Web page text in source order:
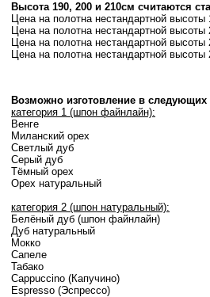
Высота 190, 200 и 210см считаются
Цена на полотна нестандартной
Цена на полотна нестандартной
Цена на полотна нестандартной
Цена на полотна нестандартной
Возможно изготовление в следующих
категория 1 (шпон файнлайн):
Венге
Миланский орех
Светлый дуб
Серый дуб
Тёмный орех
Орех натуральный
категория 2 (шпон натуральный):
Белёный дуб (шпон файнлайн)
Дуб натуральный
Мокко
Сапеле
Табако
Cappuccino (Капучино)
Espresso (Эспрессо)